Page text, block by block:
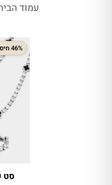
עמוד
46% חיסכון
סט